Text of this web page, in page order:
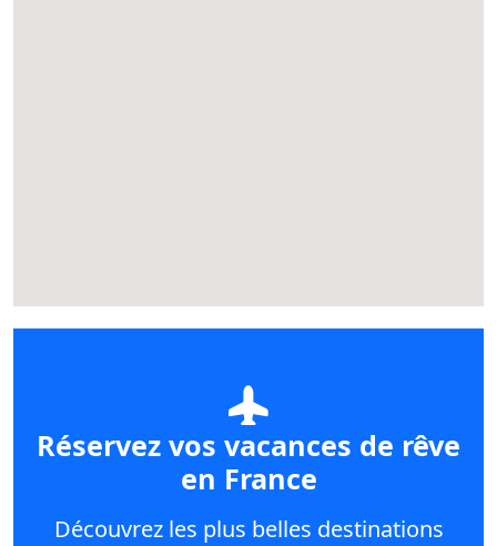
Réservez vos vacances de rêve
en France
Découvrez les plus belles destinations